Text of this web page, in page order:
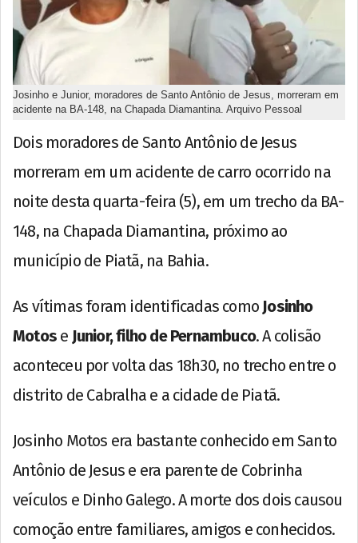
Josinho e Junior, moradores de Santo Antônio de Jesus, morreram em
acidente na BA-148, na Chapada Diamantina. Arquivo Pessoal
Dois moradores de Santo Antônio de Jesus
morreram em um acidente de carro ocorrido na
noite desta quarta-feira (5), em um trecho da BA-
148, na Chapada Diamantina, próximo ao
município de Piatã, na Bahia.
As vítimas foram identificadas como Josinho
Motos e Junior, filho de Pernambuco. A colisão
aconteceu por volta das 18h30, no trecho entre o
distrito de Cabralha e a cidade de Piatã.
Josinho Motos era bastante conhecido em Santo
Antônio de Jesus e era parente de Cobrinha
veículos e Dinho Galego. A morte dos dois causou
comoção entre familiares, amigos e conhecidos.